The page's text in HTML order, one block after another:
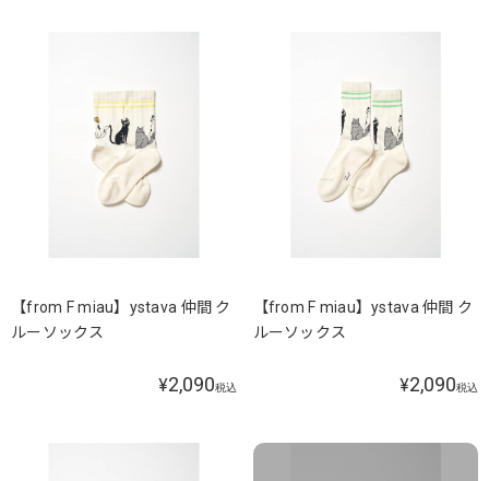
【from F miau】ystava 仲間 ク
ルーソックス
¥2,090税込
【from F miau】ystava 仲間 ク
ルーソックス
¥2,090税込